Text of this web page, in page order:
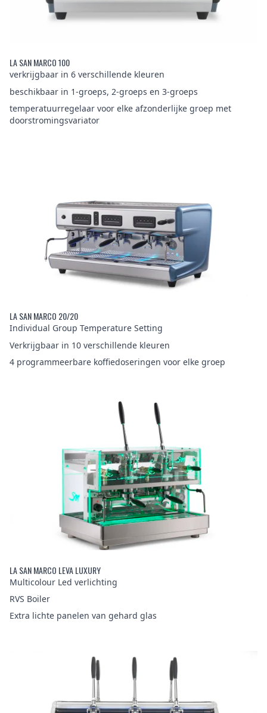
LA SAN MARCO 100
verkrijgbaar in 6 verschillende kleuren
beschikbaar in 1-groeps, 2-groeps en 3-groeps
temperatuurregelaar voor elke afzonderlijke groep met
doorstromingsvariator
LA SAN MARCO 20/20
Individual Group Temperature Setting
Verkrijgbaar in 10 verschillende kleuren
4 programmeerbare koffiedoseringen voor elke groep
LA SAN MARCO LEVA LUXURY
Multicolour Led verlichting
RVS Boiler
Extra lichte panelen van gehard glas